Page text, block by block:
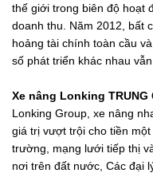
thế giới trong biên độ hoạt
doanh thu. Năm 2012, bất
hoảng tài chính toàn cầu
số phát triển khác nhau vẫn
Xe nâng Lonking TRUNG
Lonking Group, xe nâng
giá trị vượt trội cho tiền
trường, mạng lưới tiếp thị
nơi trên đất nước, Các đại